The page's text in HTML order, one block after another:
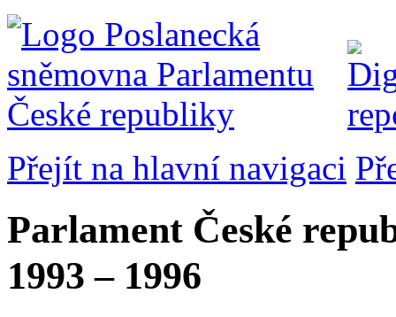
Přejít na hlavní navigaci
Parlament České
1993 – 1996